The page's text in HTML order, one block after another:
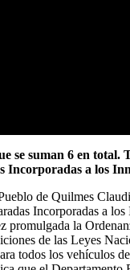
se suman 6 en
Incorporadas a los
de Quilmes
Incorporadas a
promulgada la
de las Leyes
todos los vehículos